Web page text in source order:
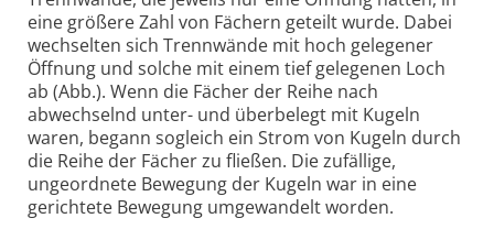
eine größere Zahl von Fächern geteilt wurde. Dabei
wechselten sich Trennwände mit hoch gelegener
Öffnung und solche mit einem tief gelegenen Loch
ab (Abb.). Wenn die Fächer der Reihe nach
abwechselnd unter- und überbelegt mit Kugeln
waren, begann sogleich ein Strom von Kugeln durch
die Reihe der Fächer zu fließen. Die zufällige,
ungeordnete Bewegung der Kugeln war in eine
gerichtete Bewegung umgewandelt worden.